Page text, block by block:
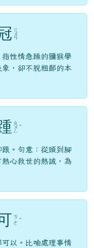
ㄍ
ㄨ
ㄢ
性情急躁的獼猴學
，卻不脫粗鄙的本
ㄓ
ㄨ
ㄥ
ˇ
。句意：從頭到腳
心救世的熱誠，為
ㄎ
ㄜ ˇ
以。比喻處理事情